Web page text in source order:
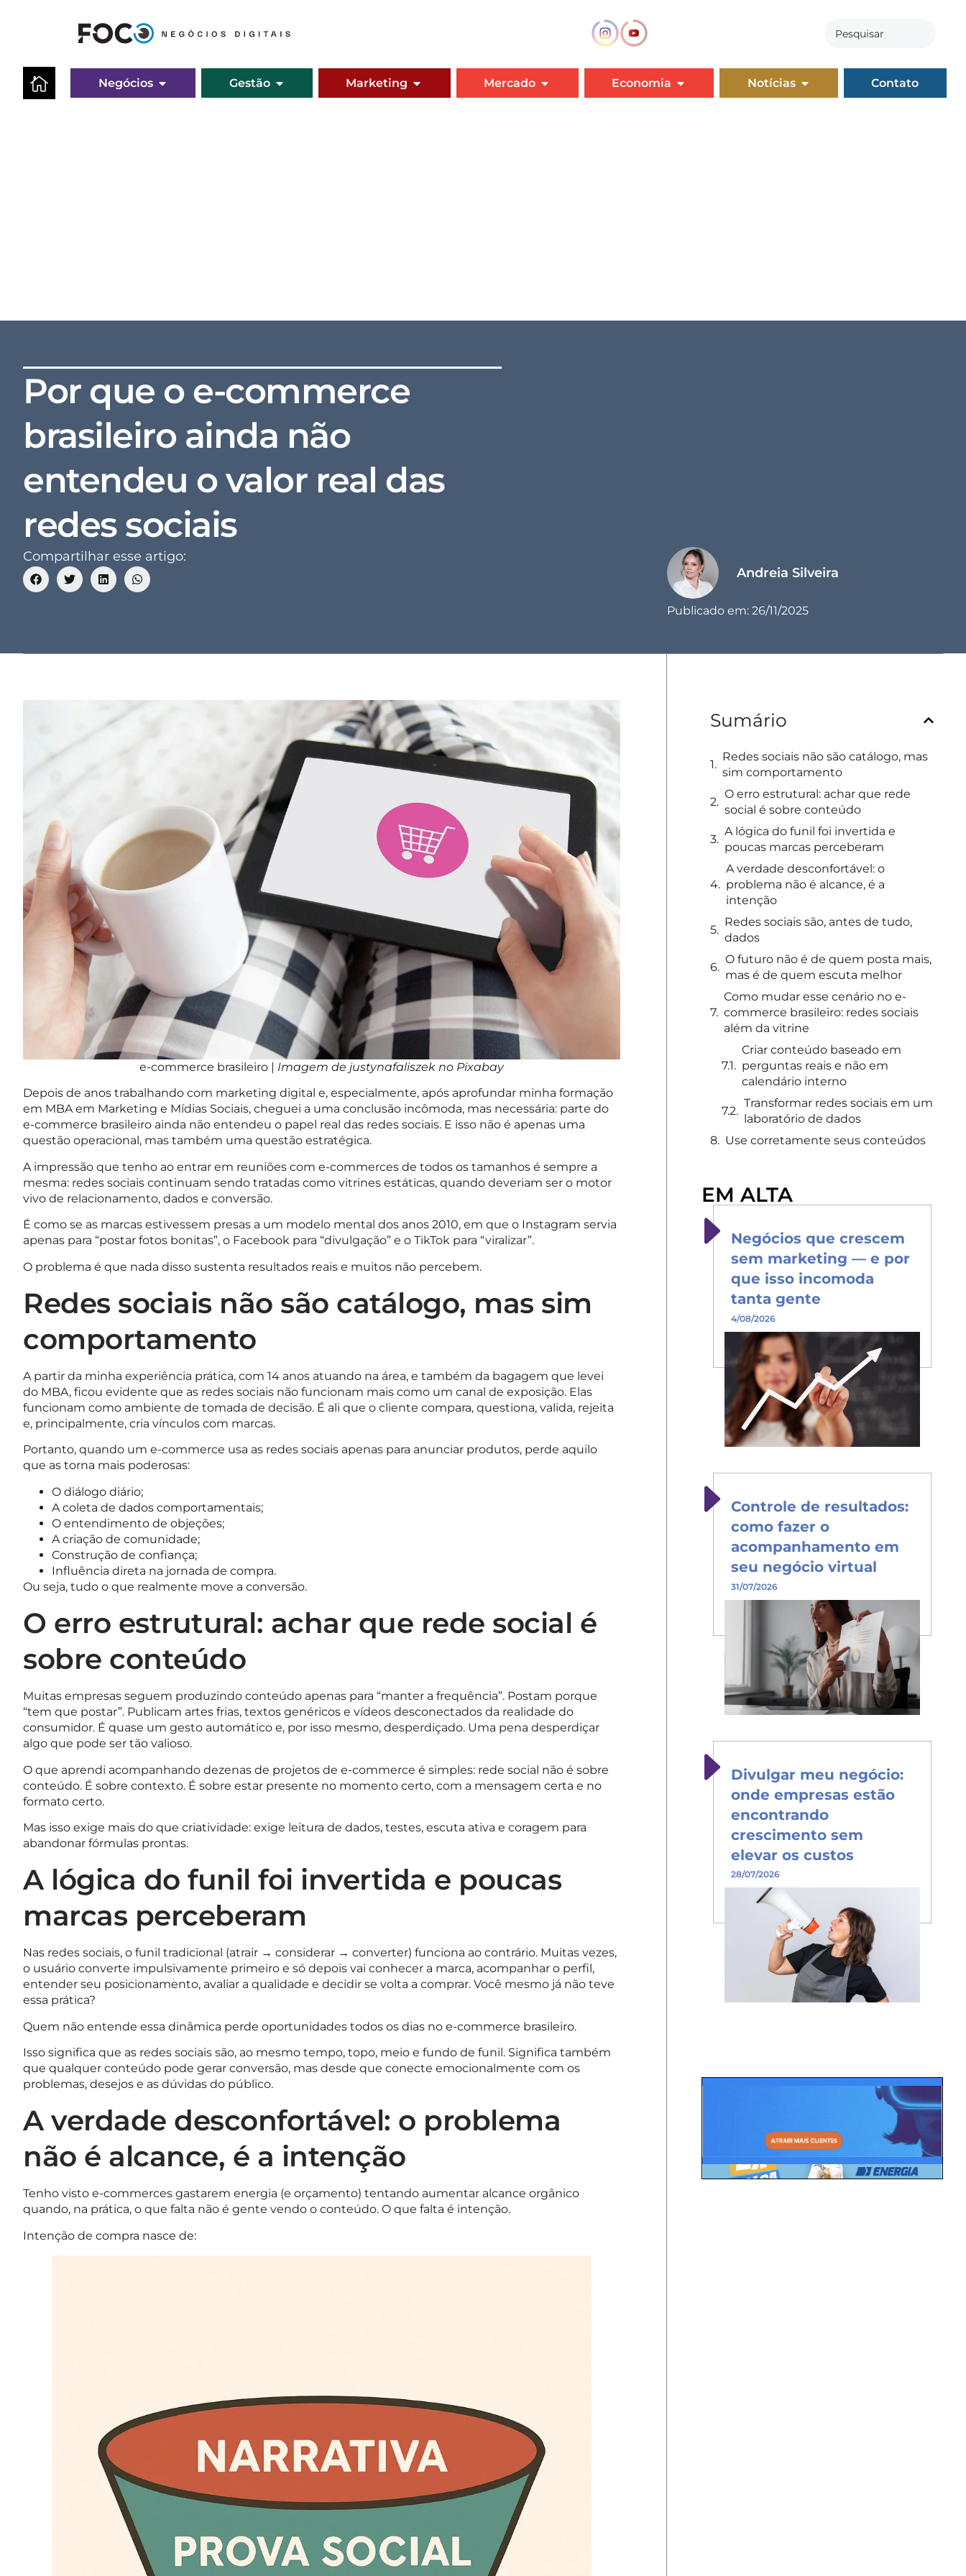
Negócios Gestão Marketing Mercado Economia Notícias Contato
Por que o e-commerce
brasileiro ainda não
entendeu o valor real das
redes sociais
Compartilhar esse artigo:
Andreia Silveira
Publicado em: 26/11/2025
e-commerce brasileiro | Imagem de justynafaliszek no Pixabay
Depois de anos trabalhando com marketing digital e, especialmente, após aprofundar minha formação
em MBA em Marketing e Mídias Sociais, cheguei a uma conclusão incômoda, mas necessária: parte do
e-commerce brasileiro ainda não entendeu o papel real das redes sociais. E isso não é apenas uma
questão operacional, mas também uma questão estratégica.
A impressão que tenho ao entrar em reuniões com e-commerces de todos os tamanhos é sempre a
mesma: redes sociais continuam sendo tratadas como vitrines estáticas, quando deveriam ser o motor
vivo de relacionamento, dados e conversão.
É como se as marcas estivessem presas a um modelo mental dos anos 2010, em que o Instagram servia
apenas para “postar fotos bonitas”, o Facebook para “divulgação” e o TikTok para “viralizar”.
O problema é que nada disso sustenta resultados reais e muitos não percebem.
Redes sociais não são catálogo, mas sim
comportamento
A partir da minha experiência prática, com 14 anos atuando na área, e também da bagagem que levei
do MBA, ficou evidente que as redes sociais não funcionam mais como um canal de exposição. Elas
funcionam como ambiente de tomada de decisão. É ali que o cliente compara, questiona, valida, rejeita
e, principalmente, cria vínculos com marcas.
Portanto, quando um e-commerce usa as redes sociais apenas para anunciar produtos, perde aquilo
que as torna mais poderosas:
O diálogo diário;
A coleta de dados comportamentais;
O entendimento de objeções;
A criação de comunidade;
Construção de confiança;
Influência direta na jornada de compra.
Ou seja, tudo o que realmente move a conversão.
O erro estrutural: achar que rede social é
sobre conteúdo
Muitas empresas seguem produzindo conteúdo apenas para “manter a frequência”. Postam porque
“tem que postar”. Publicam artes frias, textos genéricos e vídeos desconectados da realidade do
consumidor. É quase um gesto automático e, por isso mesmo, desperdiçado. Uma pena desperdiçar
algo que pode ser tão valioso.
O que aprendi acompanhando dezenas de projetos de e-commerce é simples: rede social não é sobre
conteúdo. É sobre contexto. É sobre estar presente no momento certo, com a mensagem certa e no
formato certo.
Mas isso exige mais do que criatividade: exige leitura de dados, testes, escuta ativa e coragem para
abandonar fórmulas prontas.
A lógica do funil foi invertida e poucas
marcas perceberam
Nas redes sociais, o funil tradicional (atrair → considerar → converter) funciona ao contrário. Muitas vezes,
o usuário converte impulsivamente primeiro e só depois vai conhecer a marca, acompanhar o perfil,
entender seu posicionamento, avaliar a qualidade e decidir se volta a comprar. Você mesmo já não teve
essa prática?
Quem não entende essa dinâmica perde oportunidades todos os dias no e-commerce brasileiro.
Isso significa que as redes sociais são, ao mesmo tempo, topo, meio e fundo de funil. Significa também
que qualquer conteúdo pode gerar conversão, mas desde que conecte emocionalmente com os
problemas, desejos e as dúvidas do público.
A verdade desconfortável: o problema
não é alcance, é a intenção
Tenho visto e-commerces gastarem energia (e orçamento) tentando aumentar alcance orgânico
quando, na prática, o que falta não é gente vendo o conteúdo. O que falta é intenção.
Intenção de compra nasce de:
Sumário
Redes sociais não são catálogo, mas
sim comportamento
O erro estrutural: achar que rede
social é sobre conteúdo
A lógica do funil foi invertida e
poucas marcas perceberam
A verdade desconfortável: o
problema não é alcance, é a
intenção
Redes sociais são, antes de tudo,
dados
O futuro não é de quem posta mais,
mas é de quem escuta melhor
Como mudar esse cenário no e-
commerce brasileiro: redes sociais
além da vitrine
Criar conteúdo baseado em
perguntas reais e não em
calendário interno
Transformar redes sociais em um
laboratório de dados
Use corretamente seus conteúdos
EM ALTA
Negócios que crescem
sem marketing — e por
que isso incomoda
tanta gente
4/08/2026
Controle de resultados:
como fazer o
acompanhamento em
seu negócio virtual
31/07/2026
Divulgar meu negócio:
onde empresas estão
encontrando
crescimento sem
elevar os custos
28/07/2026